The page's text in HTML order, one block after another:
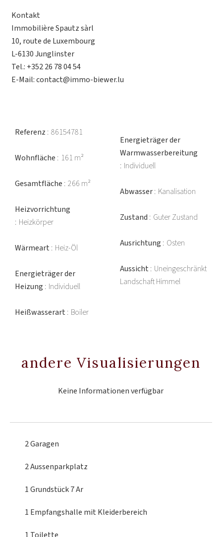
Kontakt
Immobilière Spautz sàrl
10, route de Luxembourg
L-6130 Junglinster
Tel.: +352 26 78 04 54
E-Mail: contact@immo-biewer.lu
Referenz 86154781
Wohnfläche 161 m²
Gesamtfläche 266 m²
Heizvorrichtung
Heizkörper
Wärmeart Heiz-Öl
Energieträger der
Heizung Individuell
Heißwasserart Boiler
Energieträger der
Warmwasserbereitung
Individuell
Abwasser Kanalisation
Zustand Guter Zustand
Ausrichtung Osten
Aussicht Uneingeschränkt
Landschaft Himmel
andere Visualisierungen
Keine Informationen verfügbar
2 Garagen
2 Aussenparkplatz
1 Grundstück7 Ar
1 Empfangshalle mit Kleiderbereich